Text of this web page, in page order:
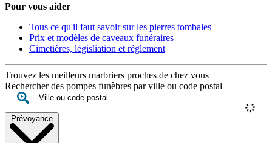
Pour vous aider
Tous ce qu'il faut savoir sur les pierres tombales
Prix et modèles de caveaux funéraires
Cimetières, législiation et réglement
Trouvez les meilleurs marbriers proches de chez vous
Rechercher des pompes funèbres par ville ou code postal
Prévoyance